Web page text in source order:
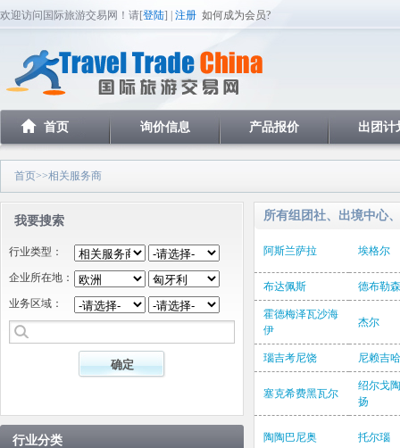
欢迎访问国际旅游交易网！请[登陆] | 注册 如何成为会员?
首页 询价信息 产品报价 出团计
首页>>相关服务商
我要搜索
行业类型：
企业所在地：
业务区域：
行业分类
所有组团社、出境中心
阿斯兰萨拉 埃格尔
布达佩斯 德布勒森
霍德梅泽瓦沙海
伊
杰尔
瑙吉考尼饶 尼赖吉
塞克希费黑瓦尔
绍尔戈
扬
陶陶巴尼奥 托尔瑙